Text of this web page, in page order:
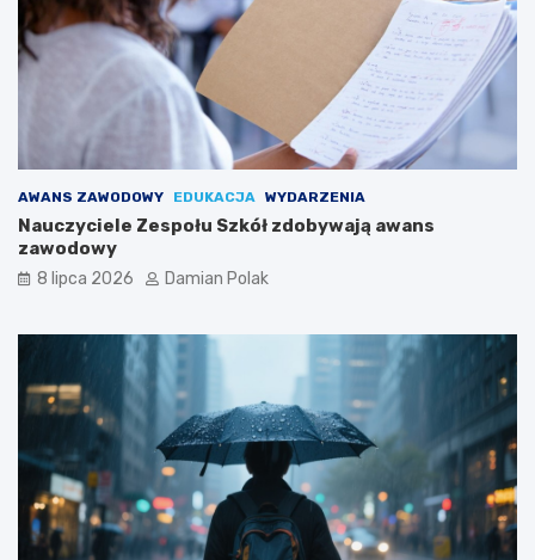
AWANS ZAWODOWY EDUKACJA WYDARZENIA
Nauczyciele Zespołu Szkół zdobywają awans
zawodowy
8 lipca 2026 Damian Polak